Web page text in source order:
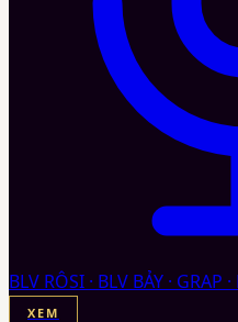
BLV RÔSI · BLV BẢY · GRAP
XEM